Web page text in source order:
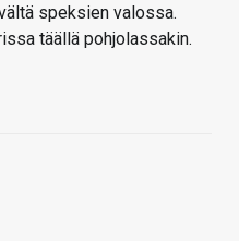
speksien valossa.
täällä pohjolassakin.